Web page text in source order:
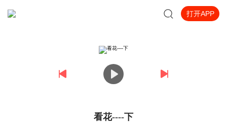
打开APP
看花----下